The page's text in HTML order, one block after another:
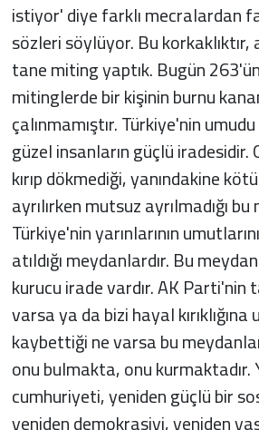
istiyor' diye farklı mecralardan
sözleri söylüyor. Bu korkaklıktır,
tane miting yaptık. Bugün
mitinglerde bir kişinin burnu
çalınmamıştır. Türkiye'nin
güzel insanların güçlü iradesidir.
kırıp dökmediği, yanındakine
ayrılırken mutsuz ayrılmadığı
Türkiye'nin yarınlarının
atıldığı meydanlardır. Bu
kurucu irade vardır. AK
varsa ya da bizi hayal
kaybettiği ne varsa bu
onu bulmakta, onu kurmaktadır.
cumhuriyeti, yeniden güçlü bir